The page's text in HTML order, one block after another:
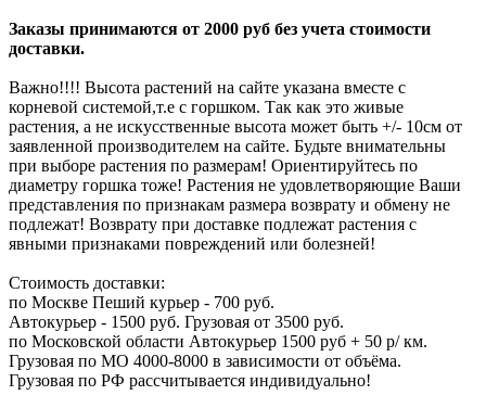
Заказы принимаются от 2000 руб без учета стоимости
доставки.
Важно!!!! Высота растений на сайте указана вместе с
корневой системой,т.е с горшком. Так как это живые
растения, а не искусственные высота может быть +/- 10см от
заявленной производителем на сайте. Будьте внимательны
при выборе растения по размерам! Ориентируйтесь по
диаметру горшка тоже! Растения не удовлетворяющие Ваши
представления по признакам размера возврату и обмену не
подлежат! Возврату при доставке подлежат растения с
явными признаками повреждений или болезней!
Стоимость доставки:
по Москве Пеший курьер - 700 руб.
Автокурьер - 1500 руб. Грузовая от 3500 руб.
по Московской области Автокурьер 1500 руб + 50 р/ км.
Грузовая по МО 4000-8000 в зависимости от объёма.
Грузовая по РФ рассчитывается индивидуально!